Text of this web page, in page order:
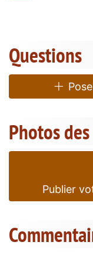
Questions
Photos
Publier